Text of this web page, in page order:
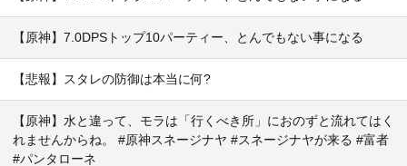
【原神】7.0DPSトップ10パーティー、とんでもない事になる
【悲報】スタレの防御は本当に何?
【原神】水と違って、モラは「行くべき所」におのずと流れてはく
れませんからね。 #原神スネージナヤ #スネージナヤが来る #富者
#パンタローネ